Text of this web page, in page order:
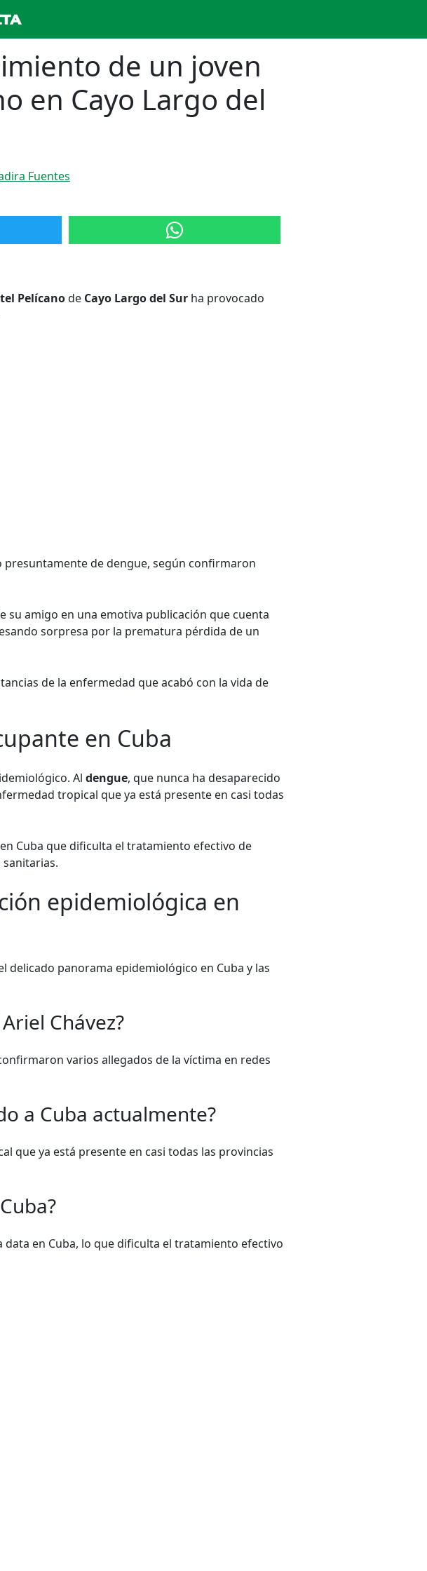
de un joven
en Cayo Largo del
Fuentes
Pelícanode Cayo Largo del Sur ha provocado
presuntamente de dengue, según confirmaron
su amigo en una emotiva publicación que cuenta
sorpresa por la prematura pérdida de un
de la enfermedad que acabó con la vida de
en Cuba
Al dengue, que nunca ha desaparecido
tropical que ya está presente en casi todas
Cuba que dificulta el tratamiento efectivo de
epidemiológica en
panorama epidemiológico en Cuba y las
Chávez?
varios allegados de la víctima en redes
a Cuba actualmente?
que ya está presente en casi todas las provincias
en Cuba, lo que dificulta el tratamiento efectivo